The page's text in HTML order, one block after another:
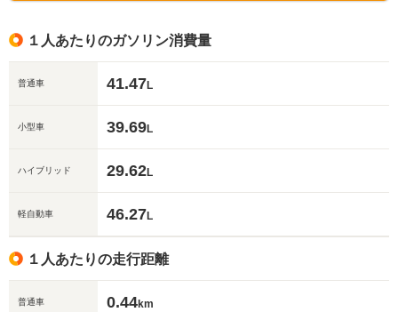
１人あたりのガソリン消費量
普通車 41.47L
小型車 39.69L
ハイブリッド 29.62L
軽自動車 46.27L
１人あたりの走行距離
普通車 0.44km